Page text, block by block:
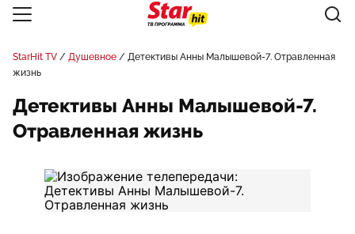
StarHit TV Душевное
Детективы Анны Малышевой-7. Отравленная
жизнь
Детективы Анны Малышевой-7.
Отравленная жизнь